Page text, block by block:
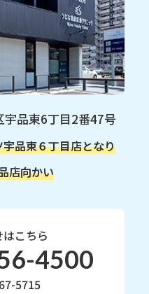
品東6丁目2番47号
品東６丁目店となり
店向かい
こちら
4500
5715